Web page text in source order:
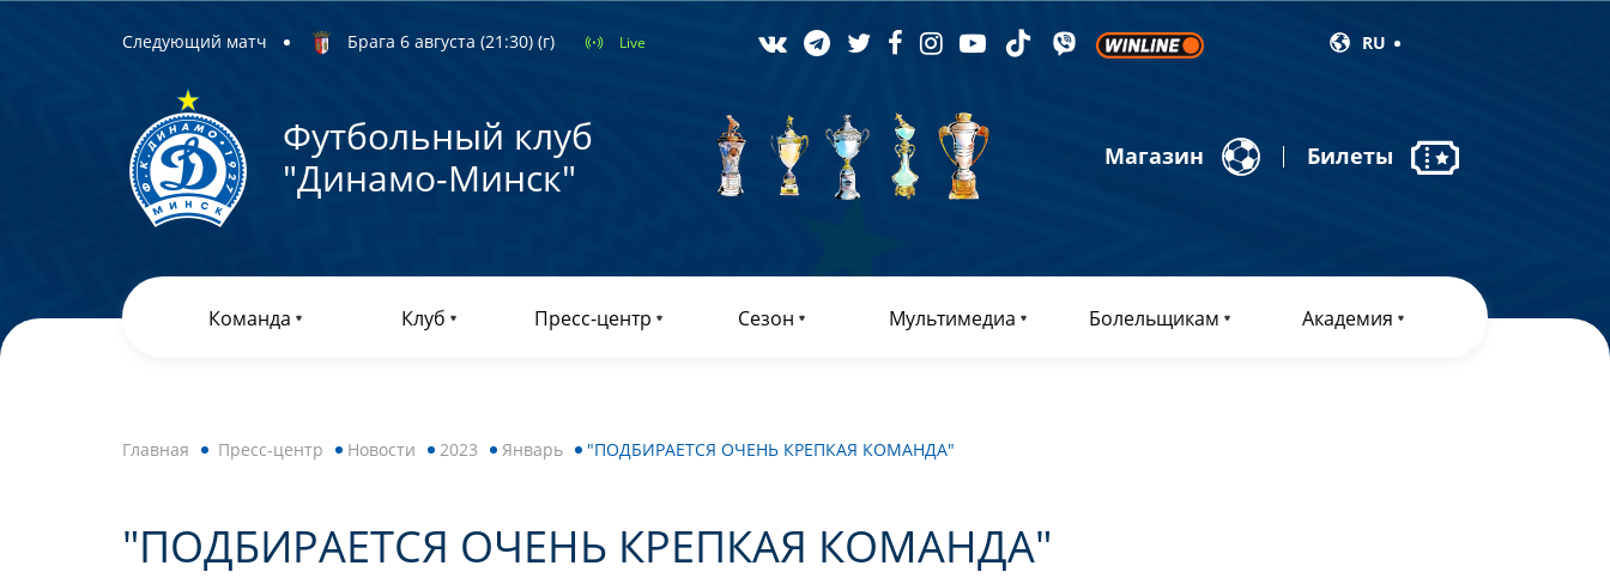
Следующий матч Брага 6 августа (21:30) (г) Live RU
Футбольный клуб
"Динамо-Минск"
Магазин Билеты
Команда Клуб Пресс-центр Сезон Мультимедиа Болельщикам Академия
Главная Пресс-центр Новости 2023 Январь "ПОДБИРАЕТСЯ ОЧЕНЬ КРЕПКАЯ КОМАНДА"
"ПОДБИРАЕТСЯ ОЧЕНЬ КРЕПКАЯ КОМАНДА"